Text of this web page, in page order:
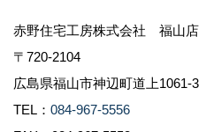
赤野住宅工房株式会社 福山店
〒720-2104
広島県福山市神辺町道上1061-3
TEL： 084-967-5556